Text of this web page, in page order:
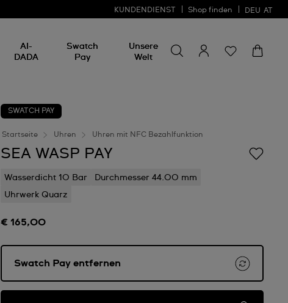
KUNDENDIENST Shop finden DEU AT
AI-
DADA
Swatch
Pay
Unsere
Welt
etwas
suchen
SWATCH PAY
Startseite Uhren Uhren mit NFC Bezahlfunktion
SEA WASP PAY
Wasserdicht 10 Bar
Durchmesser 44.00 mm
Uhrwerk Quarz
€ 165,00
Swatch Pay entfernen